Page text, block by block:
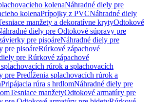
kolenaNáhradné diely pre
kolenaPrípojky z PVCNáhradné diely
manžety a dekoratívne krytyOdtokové
diely pre Odtokové súpravy pre
pre pisoáreNáhradné diely pre
pre pisoáreRúrkové zápachové
pre Rúrkové zápachové
rúrok a splachovacích
pre Predĺženia splachovacích rúrok a
Pripájacia rúra s hrdlomNáhradné diely pre
Tesniace manžetyOdtokové armatúry pre